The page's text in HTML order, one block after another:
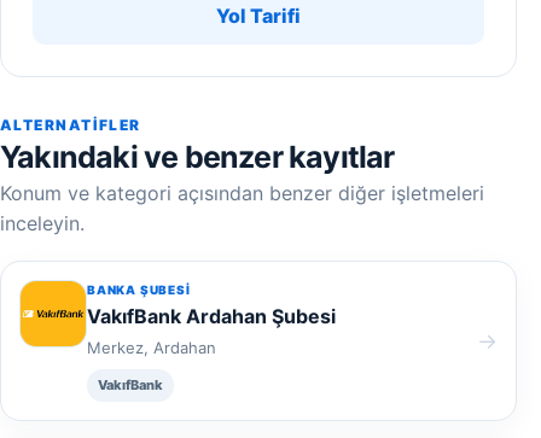
Yol Tarifi
ALTERNATIFLER
Yakındaki ve benzer kayıtlar
Konum ve kategori açısından benzer diğer işletmeleri
inceleyin.
BANKA ŞUBESI
VakıfBank Ardahan Şubesi
Merkez, Ardahan
VakıfBank
→